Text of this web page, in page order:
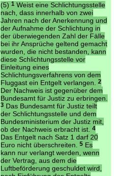
(5) 1Weist eine Schlichtungsstelle
nach, dass innerhalb von zwei
Jahren nach der Anerkennung und
der Aufnahme der Schlichtung in
der überwiegenden Zahl der Fälle
bei ihr Ansprüche geltend gemacht
wurden, die nicht bestanden, kann
diese Schlichtungsstelle vor
Einleitung eines
Schlichtungsverfahrens von dem
Fluggast ein Entgelt verlangen.
2
Der Nachweis ist gegenüber dem
Bundesamt für Justiz zu erbringen.
3Das Bundesamt für Justiz teilt
der Schlichtungsstelle und dem
Bundesministerium der Justiz mit,
ob der Nachweis erbracht ist.
4
Das Entgelt nach Satz 1 darf 20
Euro nicht überschreiten.
5Es
kann nur verlangt werden, wenn
der Vertrag, aus dem die
Luftbeförderung geschuldet wird,